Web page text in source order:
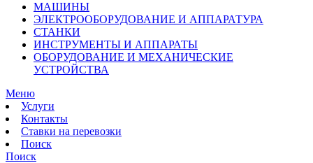
МАШИНЫ
ЭЛЕКТРООБОРУДОВАНИЕ И АППАРАТУРА
СТАНКИ
ИНСТРУМЕНТЫ И АППАРАТЫ
ОБОРУДОВАНИЕ И МЕХАНИЧЕСКИЕ
УСТРОЙСТВА
Меню
Услуги
Контакты
Ставки на перевозки
Поиск
Поиск